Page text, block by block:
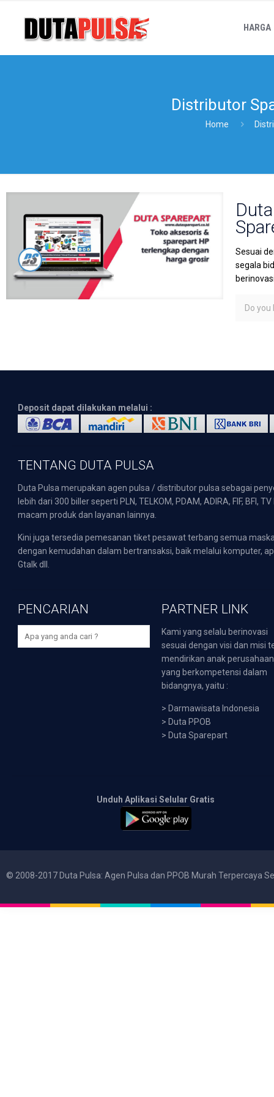
HARGA
Distributor
Home
Sesuai
segala
Do you
Deposit dapat dilakukan melalui :
TENTANG DUTA PULSA
Duta Pulsa merupakan agen pulsa / distributor pulsa sebagai
lebih dari 300 biller seperti PLN, TELKOM, PDAM, ADIRA, FIF,
macam produk dan layanan lainnya.
Kini juga tersedia pemesanan tiket pesawat terbang semua
dengan kemudahan dalam bertransaksi, baik melalui komputer,
Gtalk dll.
PENCARIAN PARTNER LINK
Kami yang selalu berinovasi
sesuai dengan visi dan misi
mendirikan anak perusahaan
yang berkompetensi dalam
bidangnya, yaitu :
> Darmawisata Indonesia
> Duta PPOB
> Duta Sparepart
Unduh Aplikasi Selular Gratis
© 2008-2017 Duta Pulsa: Agen Pulsa dan PPOB Murah Terpercaya